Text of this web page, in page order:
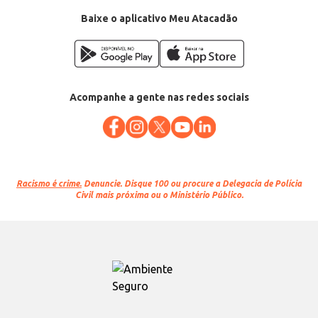
Baixe o aplicativo Meu Atacadão
Acompanhe a gente nas redes sociais
Racismo é crime. Denuncie. Disque 100 ou procure a Delegacia de Polícia
Civil mais próxima ou o Ministério Público.